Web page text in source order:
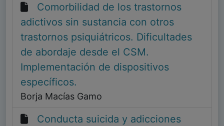
Comorbilidad de los trastornos
adictivos sin sustancia con otros
trastornos psiquiátricos. Dificultades
de abordaje desde el CSM.
Implementación de dispositivos
específicos.
Borja Macías Gamo
Conducta suicida y adicciones